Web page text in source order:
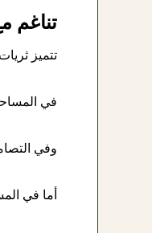
تناغم
تتميز
في
وفي
أما في